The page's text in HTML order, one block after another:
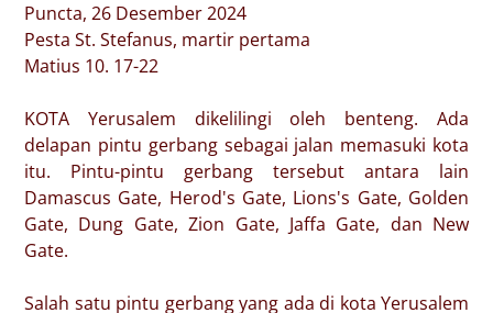
Puncta, 26 Desember 2024
Pesta St. Stefanus, martir pertama
Matius 10. 17-22
KOTA Yerusalem dikelilingi oleh benteng. Ada
delapan pintu gerbang sebagai jalan memasuki kota
itu. Pintu-pintu gerbang tersebut antara lain
Damascus Gate, Herod's Gate, Lions's Gate, Golden
Gate, Dung Gate, Zion Gate, Jaffa Gate, dan New
Gate.
Salah satu pintu gerbang yang ada di kota Yerusalem